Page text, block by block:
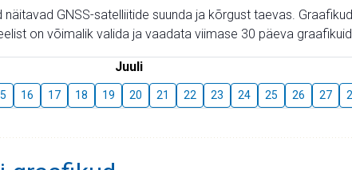
GNSS-satelliitide suunda ja kõrgust taevas.
on võimalik valida ja vaadata viimase 30 päeva graafikuid.
Juuli
16 17 18 19 20 21 22 23 24 25 26 27